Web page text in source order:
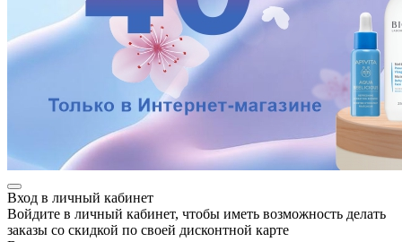
Вход в личный кабинет
Войдите в личный кабинет, чтобы иметь возможность делать
заказы со скидкой по своей дисконтной карте